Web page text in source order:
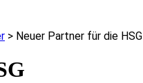
> Neuer Partner für die HSG